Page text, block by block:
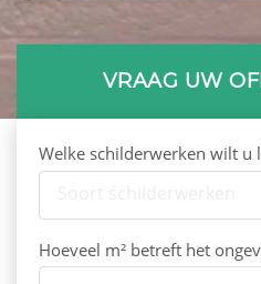
VRAAG UW
Welke schilderwerken wilt u
Hoeveel m² betreft het